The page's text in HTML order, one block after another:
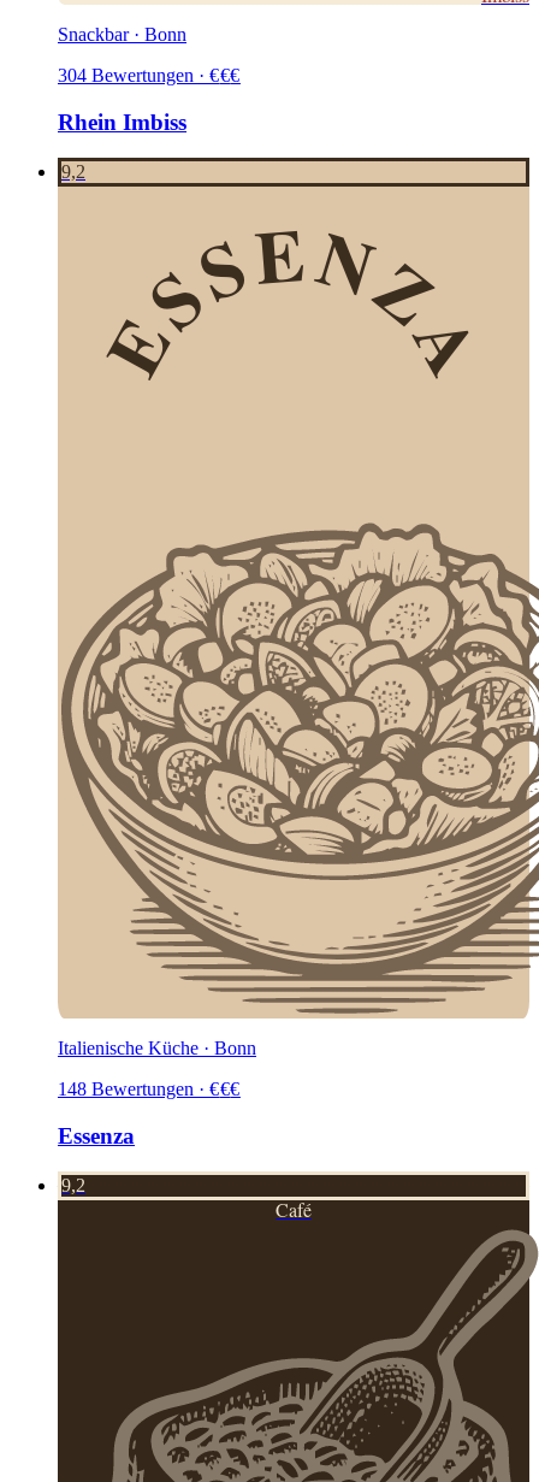
Snackbar · Bonn
304 Bewertungen · €€€
Rhein Imbiss
9,2
ESSENZA
Italienische Küche · Bonn
148 Bewertungen · €€€
Essenza
9,2
Café